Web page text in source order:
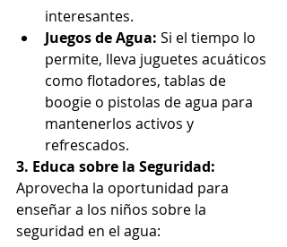
interesantes.
Juegos de Agua: Si el tiempo lo
permite, lleva juguetes acuáticos
como flotadores, tablas de
boogie o pistolas de agua para
mantenerlos activos y
refrescados.
3. Educa sobre la Seguridad:
Aprovecha la oportunidad para
enseñar a los niños sobre la
seguridad en el agua: